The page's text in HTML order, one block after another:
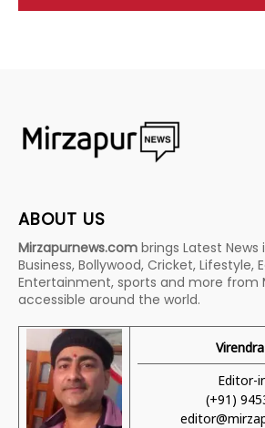
ABOUT US
Mirzapurnews.com brings Latest News
Business, Bollywood, Cricket, Lifestyle,
Entertainment, sports and more from
accessible around the world.
Editor-
(+91)